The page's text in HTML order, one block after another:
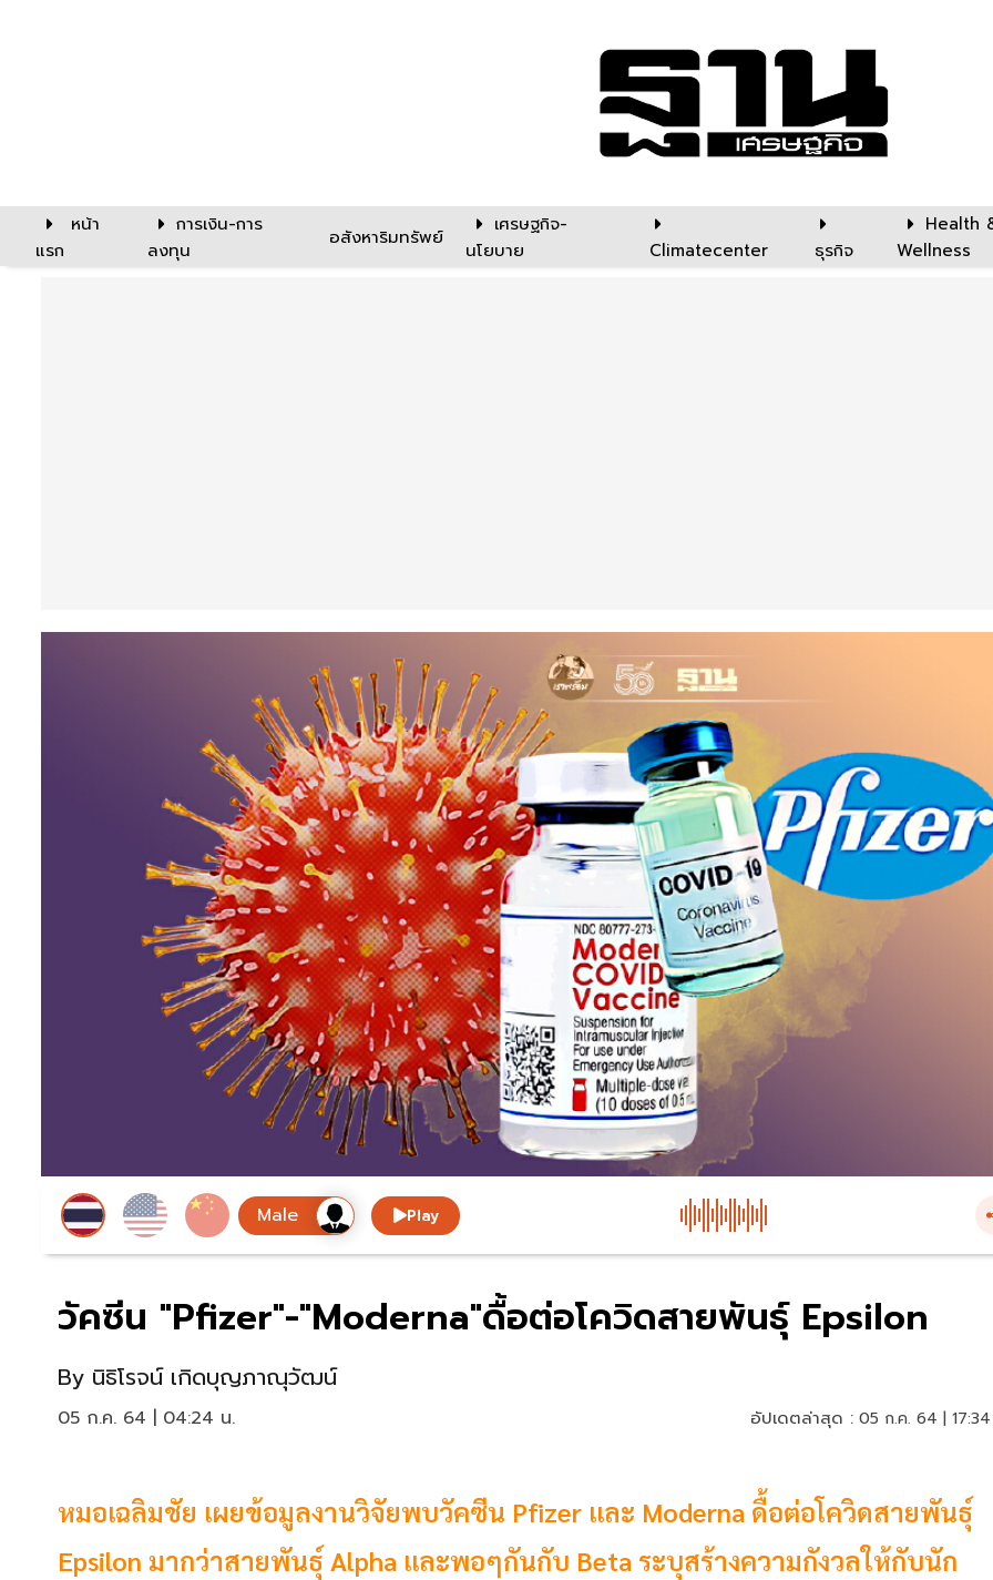
หน้า
แรก
การเงิน-การ
ลงทุน
อสังหาริมทรัพย์
เศรษฐกิจ-
นโยบาย
Climatecenter ธุรกิจ
Health
Wellness
Play
วัคซีน "Pfizer"-"Moderna"ดื้อต่อโควิดสายพันธุ์ Epsilon
By นิธิโรจน์ เกิดบุญภาณุวัฒน์
05 ก.ค. 64 | 04:24 น. อัปเดตล่าสุด : 05 ก.ค. 64 |
หมอเฉลิมชัย เผยข้อมูลงานวิจัยพบวัคซีน Pfizer และ Moderna ดื้อต่อโควิดสายพันธุ์
Epsilon มากว่าสายพันธุ์ Alpha และพอๆกันกับ Beta ระบุสร้างความกังวลให้กับนัก